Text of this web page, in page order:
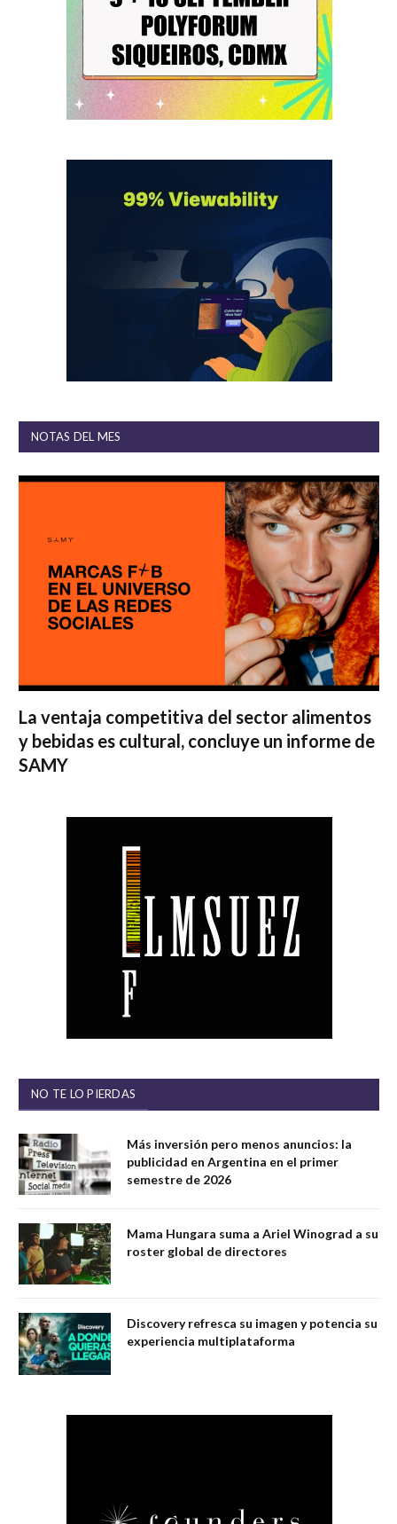
NOTAS DEL MES
La ventaja competitiva del sector alimentos
y bebidas es cultural, concluye un informe de
SAMY
NO TE LO PIERDAS
Más inversión pero menos anuncios: la
publicidad en Argentina en el primer
semestre de 2026
Mama Hungara suma a Ariel Winograd a su
roster global de directores
Discovery refresca su imagen y potencia su
experiencia multiplataforma